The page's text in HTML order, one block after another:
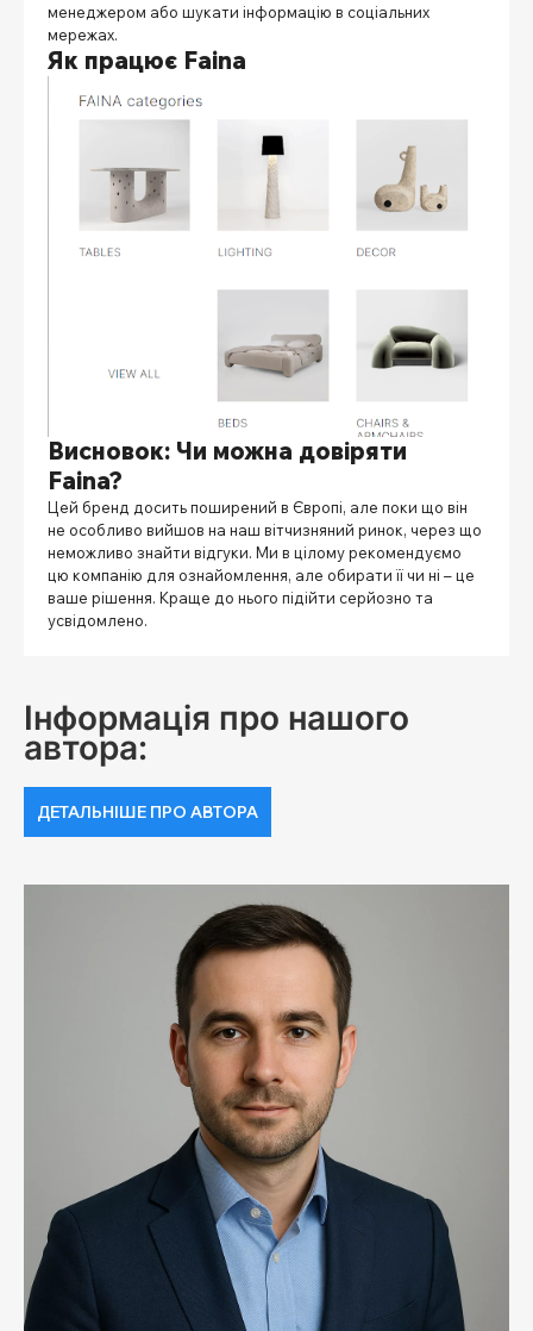
менеджером або шукати інформацію в соціальних
мережах.
Як працює Faina
Висновок: Чи можна довіряти
Faina?
Цей бренд досить поширений в Європі, але поки що він
не особливо вийшов на наш вітчизняний ринок, через що
неможливо знайти відгуки. Ми в цілому рекомендуємо
цю компанію для ознайомлення, але обирати її чи ні – це
ваше рішення. Краще до нього підійти серйозно та
усвідомлено.
Інформація про нашого
автора:
ДЕТАЛЬНІШЕ ПРО АВТОРА